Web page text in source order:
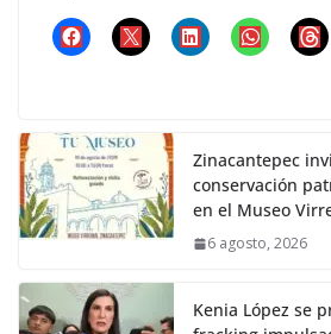
Zinacantepec
conservación
en el Museo
6 agosto, 2026
Kenia López se